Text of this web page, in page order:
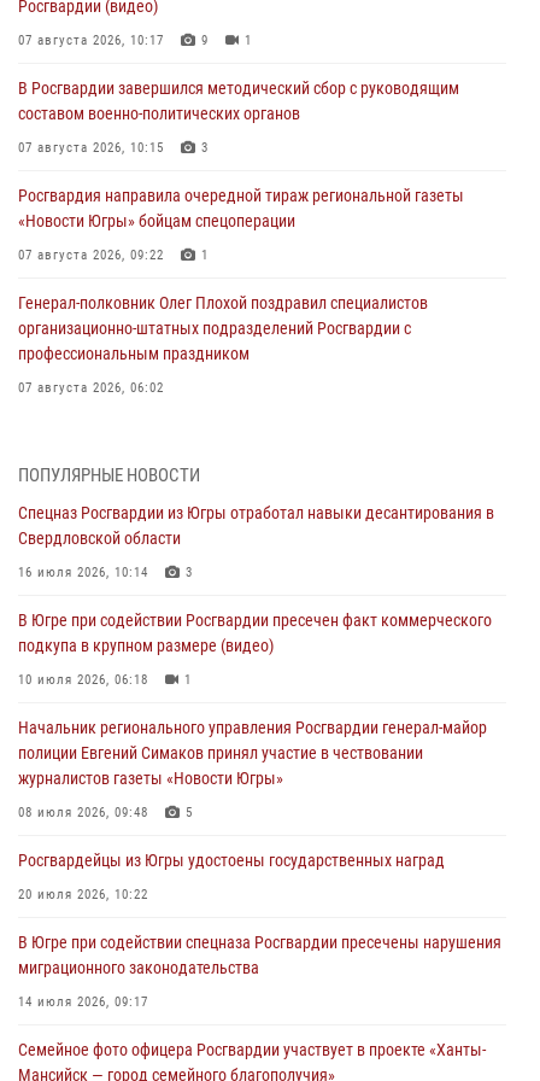
Росгвардии (видео)
07 августа 2026, 10:17 9 1
В Росгвардии завершился методический сбор с руководящим
составом военно-политических органов
07 августа 2026, 10:15 3
Росгвардия направила очередной тираж региональной газеты
«Новости Югры» бойцам спецоперации
07 августа 2026, 09:22 1
Генерал-полковник Олег Плохой поздравил специалистов
организационно-штатных подразделений Росгвардии с
профессиональным праздником
07 августа 2026, 06:02
Военнослужащие Росгвардии сбили дрон-разведчик ВСУ на южном
направлении
Офицеры Росгвардии и ветераны войск правопорядка почтили
память генерала армии Ивана Кирилловича Яковлева
В Югре при силовой поддержке ОМОН Росгвардии задержаны
подозреваемые в страховом мошенничестве
06 августа 2026, 09:07
Урайский отдел вневедомственной охраны Росгвардии отмечает
60-летний юбилей
ПОПУЛЯРНЫЕ НОВОСТИ
Спецназ Росгвардии из Югры отработал навыки десантирования в
Свердловской области
16 июля 2026, 10:14 3
В Югре при содействии Росгвардии пресечен факт коммерческого
подкупа в крупном размере (видео)
10 июля 2026, 06:18 1
Начальник регионального управления Росгвардии генерал-майор
полиции Евгений Симаков принял участие в чествовании
журналистов газеты «Новости Югры»
08 июля 2026, 09:48 5
Росгвардейцы из Югры удостоены государственных наград
20 июля 2026, 10:22
В Югре при содействии спецназа Росгвардии пресечены нарушения
миграционного законодательства
14 июля 2026, 09:17
Семейное фото офицера Росгвардии участвует в проекте «Ханты-
Мансийск — город семейного благополучия»